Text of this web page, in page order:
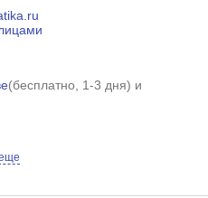
(бесплатно, 1-3 дня) и